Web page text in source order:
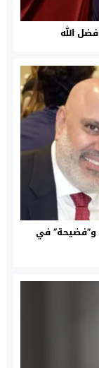
الله
و”فضيحة” في